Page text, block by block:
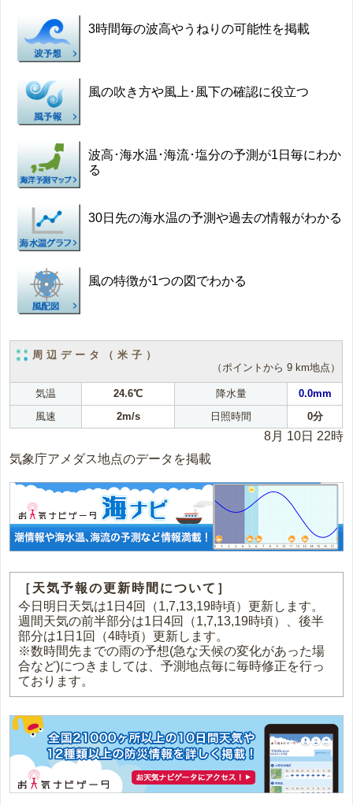
3時間毎の波高やうねりの可能性を掲載
風の吹き方や風上･風下の確認に役立つ
波高･海水温･海流･塩分の予測が1日毎にわか
る
30日先の海水温の予測や過去の情報がわかる
風の特徴が1つの図でわかる
周辺データ（米子）
（ポイントから 9 km地点）
気温 24.6℃ 降水量
0.0mm
風速
2m/s 日照時間 0分
8月 10日 22時
気象庁アメダス地点のデータを掲載
［天気予報の更新時間について］
今日明日天気は1日4回（1,7,13,19時頃）更新します。
週間天気の前半部分は1日4回（1,7,13,19時頃）、後半
部分は1日1回（4時頃）更新します。
※数時間先までの雨の予想(急な天候の変化があった場
合など)につきましては、予測地点毎に毎時修正を行っ
ております。